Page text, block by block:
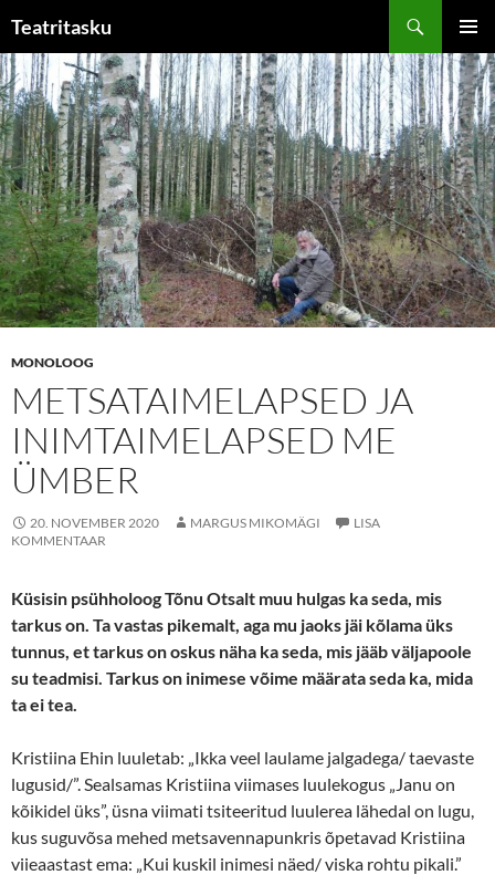
sisu
juurde
Teatritasku
MONOLOOG
METSATAIMELAPSED JA
INIMTAIMELAPSED ME
ÜMBER
20. NOVEMBER 2020 MARGUS MIKOMÄGI
LISA
KOMMENTAAR
Küsisin psühholoog Tõnu Otsalt muu hulgas ka seda, mis
tarkus on. Ta vastas pikemalt, aga mu jaoks jäi kõlama üks
tunnus, et tarkus on oskus näha ka seda, mis jääb väljapoole
su teadmisi. Tarkus on inimese võime määrata seda ka, mida
ta ei tea.
Kristiina Ehin luuletab: „Ikka veel laulame jalgadega/ taevaste
lugusid/”. Sealsamas Kristiina viimases luulekogus „Janu on
kõikidel üks”, üsna viimati tsiteeritud luulerea lähedal on lugu,
kus suguvõsa mehed metsavennapunkris õpetavad Kristiina
viieaastast ema: „Kui kuskil inimesi näed/ viska rohtu pikali.”